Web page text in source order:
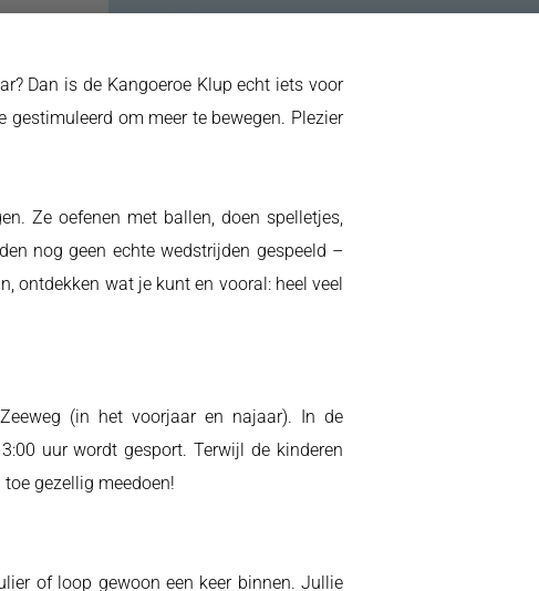
Dan is de Kangoeroe Klup echt iets voor
om meer te bewegen. Plezier
Ze oefenen met ballen, doen spelletjes,
nog geen echte wedstrijden gespeeld –
ontdekken wat je kunt en vooral: heel veel
(in het voorjaar en najaar). In de
uur wordt gesport. Terwijl de kinderen
gezellig meedoen!
of loop gewoon een keer binnen. Jullie